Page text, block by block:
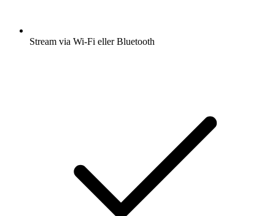
Stream via Wi-Fi eller Bluetooth